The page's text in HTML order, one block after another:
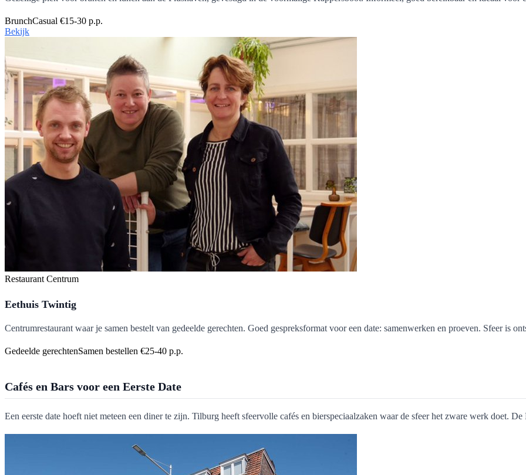
BrunchCasual €15-30 p.p.
Bekijk
Restaurant Centrum
Eethuis Twintig
Centrumrestaurant waar je samen bestelt van gedeelde gerechten. Goed gespreksformat voor een date: samenwerken en proeven. Sfeer is
Gedeelde gerechtenSamen bestellen €25-40 p.p.
Cafés en Bars voor een Eerste Date
Een eerste date hoeft niet meteen een diner te zijn. Tilburg heeft sfeervolle cafés en bierspeciaalzaken waar de sfeer het zware werk doet.